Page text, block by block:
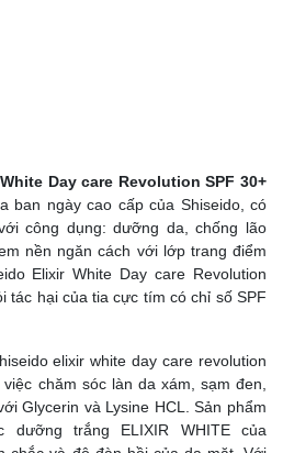
Day care Revolution SPF 30+
ban ngày cao cấp của Shiseido, có
công dụng: dưỡng da, chống lão
nền ngăn cách với lớp trang điểm
Elixir White Day care Revolution
tác hại của tia cực tím có chỉ số SPF
elixir white day care revolution
chăm sóc làn da xám, sạm đen,
Glycerin và Lysine HCL. Sản phẩm
dưỡng trắng ELIXIR WHITE của